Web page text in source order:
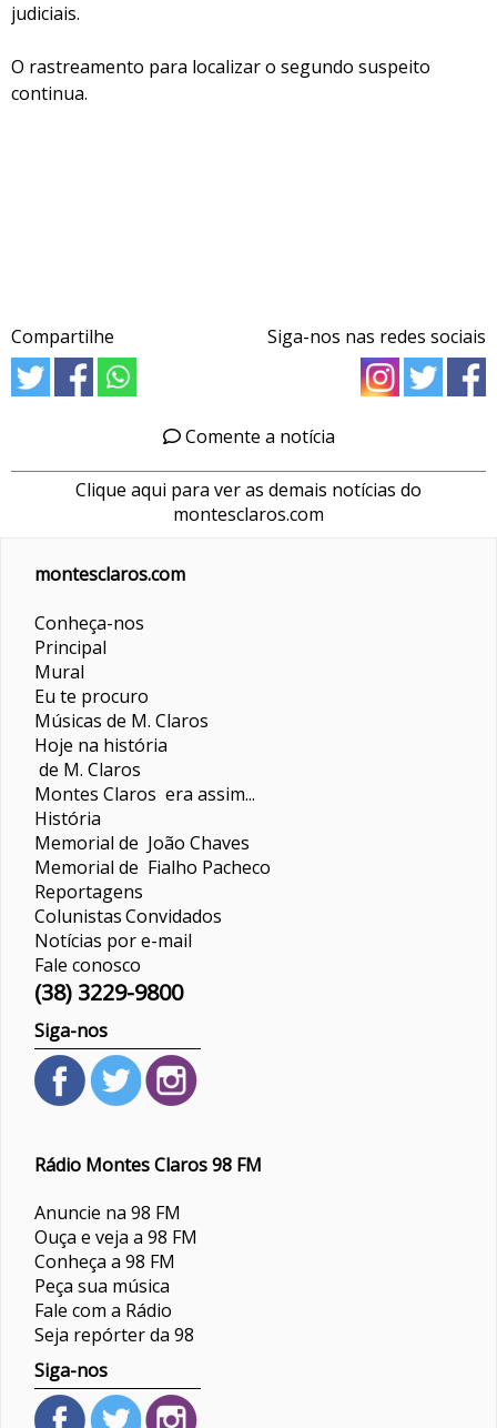
judiciais.
O rastreamento para localizar o segundo suspeito
continua.
Compartilhe Siga-nos nas redes sociais
Comente a notícia
Clique aqui para ver as demais notícias do
montesclaros.com
montesclaros.com
Conheça-nos
Principal
Mural
Eu te procuro
Músicas de M. Claros
Hoje na história
de M. Claros
Montes Claros era assim...
História
Memorial de João Chaves
Memorial de Fialho Pacheco
Reportagens
ColunistasConvidados
Notícias por e-mail
Fale conosco
(38) 3229-9800
Siga-nos
Rádio Montes Claros 98 FM
Anuncie na 98 FM
Ouça e veja a 98 FM
Conheça a 98 FM
Peça sua música
Fale com a Rádio
Seja repórter da 98
Siga-nos